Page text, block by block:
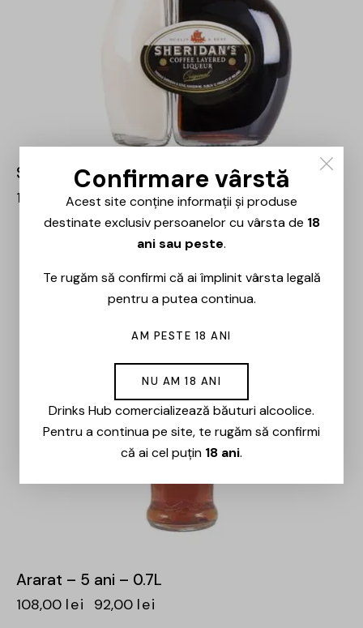
Sheridans – Coffee Liqueur – 1L
132,00 lei 112,00lei
Ararat – 5 ani – 0.7L
108,00 lei 92,00 lei
Confirmare vârstă
Acest site conține informații și produse
destinate exclusiv persoanelor cu vârsta de 18
ani sau peste.
Te rugăm să confirmi că ai împlinit vârsta legală
pentru a putea continua.
AM PESTE 18 ANI
NU AM 18 ANI
Drinks Hub comercializează băuturi alcoolice.
Pentru a continua pe site, te rugăm să confirmi
că ai cel puțin 18 ani.